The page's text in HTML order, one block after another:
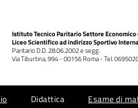
Istituto Tecnico Paritario Settore Economico
Liceo Scientifico ad indirizzo Sportivo
Paritario D.D. 28.06.2002 e segg.
Via Tiburtina, 994 - 00156 Roma - Tel.
Didattica Esame di